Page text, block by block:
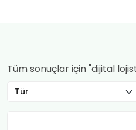
Tüm sonuçlar için "dijital